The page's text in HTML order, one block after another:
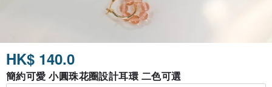
HK$ 140.0
簡約可愛 小圓珠花圈設計耳環 二色可選